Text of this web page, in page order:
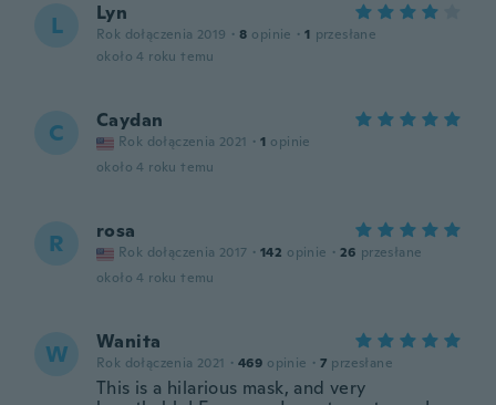
L Lyn
Rok dołączenia 2019 · 8 opinie · 1 przesłane
około 4 roku temu
C Caydan
Rok dołączenia 2021 · 1 opinie
około 4 roku temu
R rosa
Rok dołączenia 2017 · 142 opinie · 26 przesłane
około 4 roku temu
W Wanita
Rok dołączenia 2021 · 469 opinie · 7 przesłane
This is a hilarious mask, and very